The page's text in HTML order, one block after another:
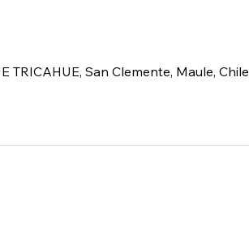
TRICAHUE, San Clemente, Maule, Chile